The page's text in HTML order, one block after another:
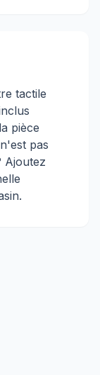
tactile
pièce
pas
Ajoutez